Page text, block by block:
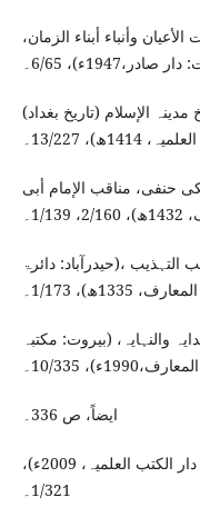
وأنباء أبناء الزمان،
صادر،1947ء)، 6/65۔
الإسلام (تاریخ بغداد)
13/227۔
حنفی، مناقب الإمام أبی
،(حیدرآباد: دائرۃ
المعارف، 1335ھ)، 1/173۔
والنہایہ، (بیروت: مکتبہ
المعارف،1990ء)، 10/335۔
ایضاً، ص 336۔
ذہبی، شمس الدین،تذکرۃ الحفاظ،(بیروت: دار الکتب العلمیہ، 2009ء)،
1/321۔